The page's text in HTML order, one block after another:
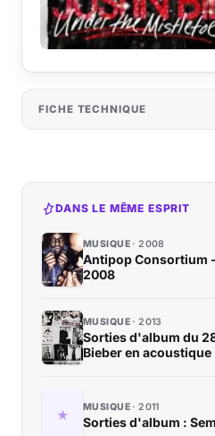
FICHE TECHNIQUE
DANS LE MÊME ESPRIT
MUSIQUE 2008
Antipop Consortium
2008
MUSIQUE 2013
Sorties d'album du
Bieber en acoustique
MUSIQUE 2011
Sorties d'album :